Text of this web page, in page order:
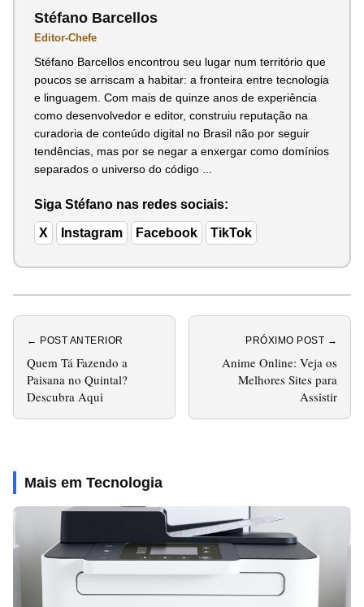
Stéfano Barcellos
Editor-Chefe
Stéfano Barcellos encontrou seu lugar num território que
poucos se arriscam a habitar: a fronteira entre tecnologia
e linguagem. Com mais de quinze anos de experiência
como desenvolvedor e editor, construiu reputação na
curadoria de conteúdo digital no Brasil não por seguir
tendências, mas por se negar a enxergar como domínios
separados o universo do código ...
Siga Stéfano nas redes sociais:
X Instagram Facebook TikTok
← POST ANTERIOR
Quem Tá Fazendo a
Paisana no Quintal?
Descubra Aqui
PRÓXIMO POST →
Anime Online: Veja os
Melhores Sites para
Assistir
Mais em Tecnologia